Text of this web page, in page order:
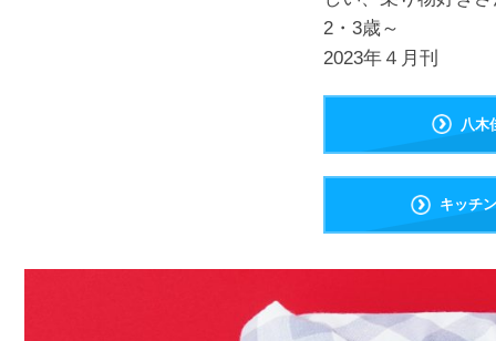
2・3歳～
2023年４月刊
八木
キッチ